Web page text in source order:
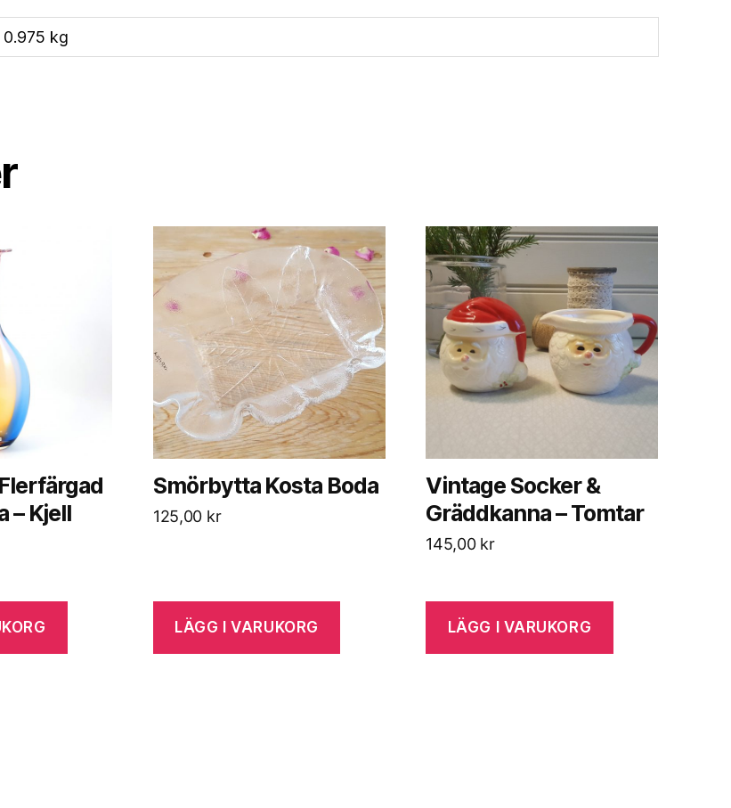
0.975 kg
– Kjell
Smörbytta Kosta Boda
125,00 kr
LÄGG I VARUKORG
Vintage Socker &
Gräddkanna – Tomtar
145,00 kr
LÄGG I VARUKORG